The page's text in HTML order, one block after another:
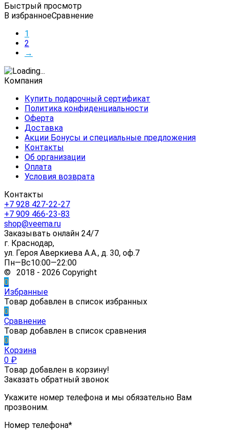
Быстрый просмотр
В избранноеСравнение
1
2
→
Компания
Купить подарочный сертификат
Политика конфиденциальности
Оферта
Доставка
Акции Бонусы и специальные предложения
Контакты
Об организации
Оплата
Условия возврата
Контакты
+7 928 427-22-27
+7 909 466-23-83
shop@veema.ru
Заказывать онлайн 24/7
г. Краснодар,
ул. Героя Аверкиева А.А., д. 30, оф.7
Пн—Вс10:00—22:00
© 2018 - 2026 Copyright
0
Избранные
Товар добавлен в список избранных
0
Сравнение
Товар добавлен в список сравнения
0
Корзина
0 ₽
Товар добавлен в корзину!
Заказать обратный звонок
Укажите номер телефона и мы обязательно Вам
прозвоним.
Номер телефона*